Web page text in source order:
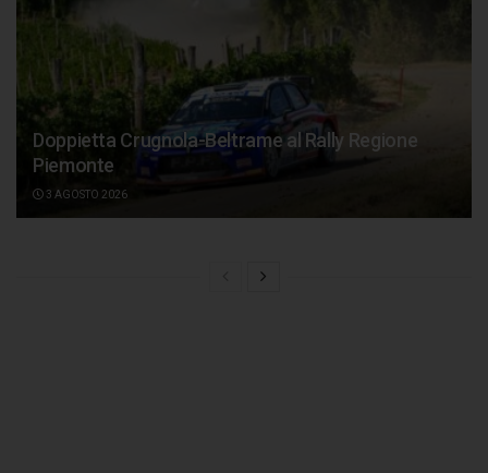
Doppietta Crugnola-Beltrame al Rally Regione
Piemonte
3 AGOSTO 2026